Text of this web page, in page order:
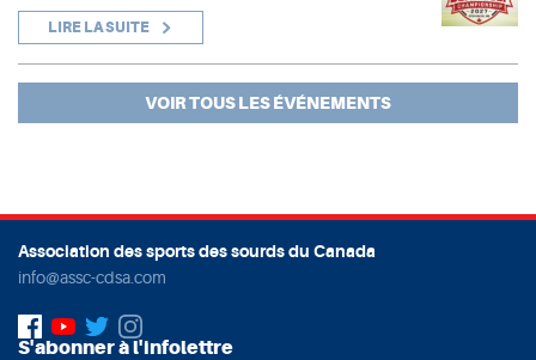
LIRE LA SUITE
VOIR TOUS LES ÉVÉNEMENTS
Association des sports des sourds du Canada
info@assc-cdsa.com
S'abonner à l'infolettre